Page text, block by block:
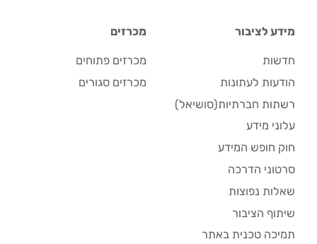
מידע לציבור
חדשות
הודעות לעתונות
רשתות חברתיות(סושיאל)
עלוני מידע
חוק חופש המידע
סרטוני הדרכה
שאלות נפוצות
שיתוף הציבור
תמיכה טכנית באתר
מכרזים
מכרזים פתוחים
מכרזים סגורים